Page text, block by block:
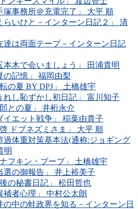
塚事務所＠充電完了」 大平 順
らいひと－インターン日記２」 清
達は両面テープ－インターン日記
本木で会いましょう」 田浦貴明
の記憶」 福岡由梨
の夏 BY DPJ」 土橋雄宇
れし恥ずかし初日記」 富川知子
との夏」 井桁永介
イエット戦争」 稲葉由貴子
ドブネズミさま」 大平 順
過体重対策基本法(通称:ジョギング
明
フキン・ブーブ」 土橋雄宇
選の御報告」 井上裕美子
の秘書日記」 松田哲也
補者心理」 中村公太朗
の中の蛙政界を知る－インターン日